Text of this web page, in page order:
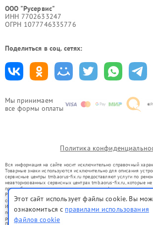
Мы принимаем
все формы оплаты
ООО "Русервис"
ИНН 7702633247
ОГРН 1077746335776
Поделиться в соц. сетях:
Политика
Вся информация на сайте носит исключительно справочный
Товарные знаки используются исключительно для описания
сервисные центры tmb.aorus-fix.ru предоставляют услуги по
неавторизованных сервисных центрах tmb.aorus-fix.ru, которые
правообладателями товарных знаков или их официальными
Ремонт осуществляется для устройств, уже введенных в
со статьей 1487 ГК РФ.
Использование товарных знаков не преследует цели
потребителей в заблуждение, а служит для информирования о
ремонту техники указанных брендов.
Этот сайт использует файлы cookie. Вы
ознакомиться с правилами использования
файлов cookie